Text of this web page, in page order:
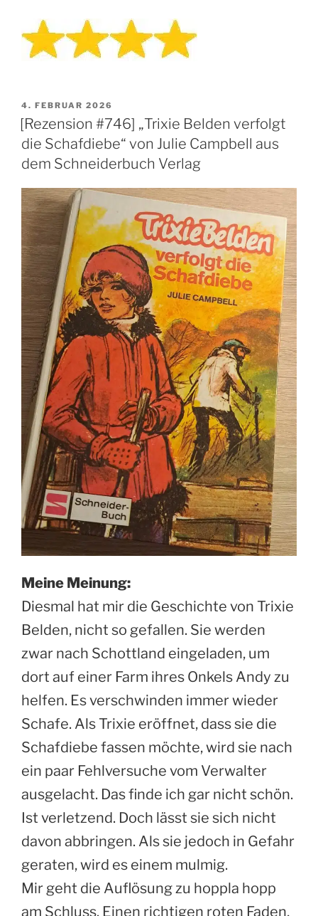
VERÖFFENTLICHT
AM
4. FEBRUAR 2026
[Rezension #746] „Trixie Belden verfolgt
die Schafdiebe“ von Julie Campbell aus
dem Schneiderbuch Verlag
Meine Meinung:
Diesmal hat mir die Geschichte von Trixie
Belden, nicht so gefallen. Sie werden
zwar nach Schottland eingeladen, um
dort auf einer Farm ihres Onkels Andy zu
helfen. Es verschwinden immer wieder
Schafe. Als Trixie eröffnet, dass sie die
Schafdiebe fassen möchte, wird sie nach
ein paar Fehlversuche vom Verwalter
ausgelacht. Das finde ich gar nicht schön.
Ist verletzend. Doch lässt sie sich nicht
davon abbringen. Als sie jedoch in Gefahr
geraten, wird es einem mulmig.
Mir geht die Auflösung zu hoppla hopp
am Schluss. Einen richtigen roten Faden,